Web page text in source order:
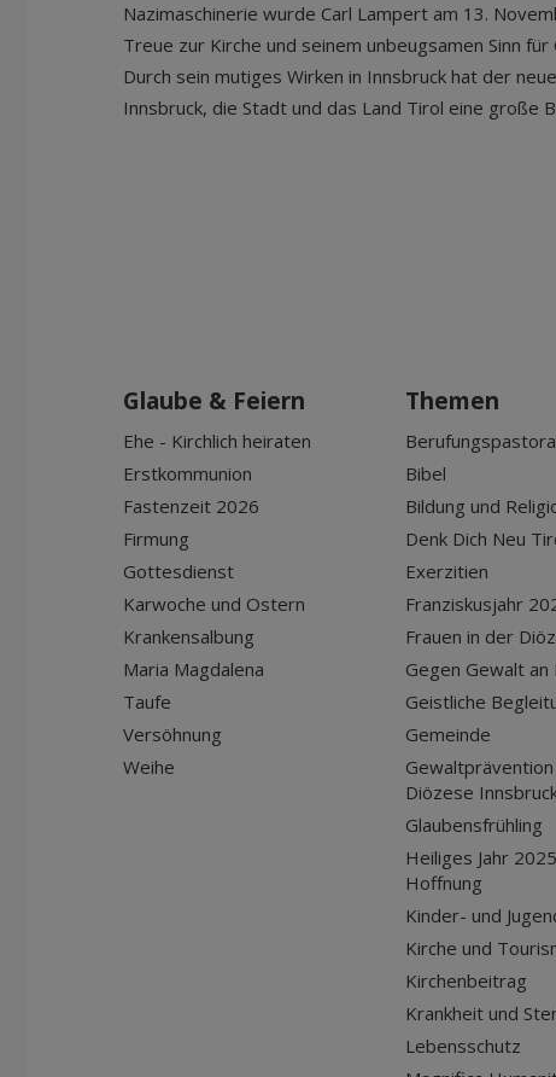
Nazimaschinerie wurde Carl Lampert am 13.
Treue zur Kirche und seinem unbeugsamen Sinn
Durch sein mutiges Wirken in Innsbruck hat der
Innsbruck, die Stadt und das Land Tirol eine große
Glaube & Feiern
Ehe - Kirchlich heiraten
Erstkommunion
Fastenzeit 2026
Firmung
Gottesdienst
Karwoche und Ostern
Krankensalbung
Maria Magdalena
Taufe
Versöhnung
Weihe
Themen
Bibel
Bildung und
Denk Dich Neu
Exerzitien
Franziskusjahr
Frauen in der
Gegen Gewalt an
Geistliche
Gemeinde
Diözese
Glaubensfrühling
Heiliges Jahr
Hoffnung
Kinder- und
Kirche und
Kirchenbeitrag
Krankheit und
Lebensschutz